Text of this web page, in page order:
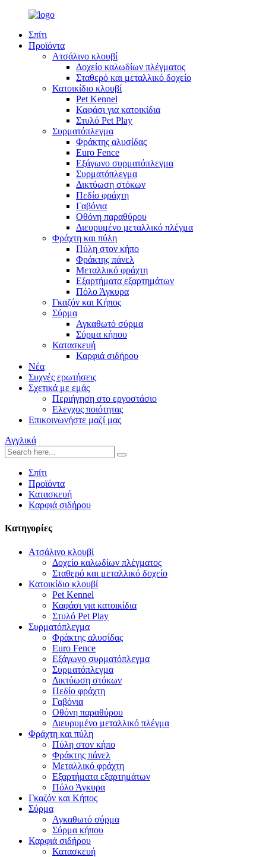
Σπίτι
Προϊόντα
Ατσάλινο κλουβί
Δοχείο καλωδίων πλέγματος
Σταθερό και μεταλλικό δοχείο
Κατοικίδιο κλουβί
Pet Kennel
Καφάσι για κατοικίδια
Στυλό Pet Play
Συρματόπλεγμα
Φράκτης αλυσίδας
Euro Fence
Εξάγωνο συρματόπλεγμα
Συρματόπλεγμα
Δικτύωση στόκων
Πεδίο φράχτη
Γαβόνια
Οθόνη παραθύρου
Διευρυμένο μεταλλικό πλέγμα
Φράχτη και πύλη
Πύλη στον κήπο
Φράκτης πάνελ
Μεταλλικό φράχτη
Εξαρτήματα εξαρτημάτων
Πόλο Άγκυρα
Γκαζόν και Κήπος
Σύρμα
Αγκαθωτό σύρμα
Σύρμα κήπου
Κατασκευή
Καρφιά σιδήρου
Νέα
Συχνές ερωτήσεις
Σχετικά με εμάς
Περιήγηση στο εργοστάσιο
Ελεγχος ποιότητας
Επικοινωνήστε μαζί μας
Αγγλικά
Σπίτι
Προϊόντα
Κατασκευή
Καρφιά σιδήρου
Κατηγορίες
Ατσάλινο κλουβί
Δοχείο καλωδίων πλέγματος
Σταθερό και μεταλλικό δοχείο
Κατοικίδιο κλουβί
Pet Kennel
Καφάσι για κατοικίδια
Στυλό Pet Play
Συρματόπλεγμα
Φράκτης αλυσίδας
Euro Fence
Εξάγωνο συρματόπλεγμα
Συρματόπλεγμα
Δικτύωση στόκων
Πεδίο φράχτη
Γαβόνια
Οθόνη παραθύρου
Διευρυμένο μεταλλικό πλέγμα
Φράχτη και πύλη
Πύλη στον κήπο
Φράκτης πάνελ
Μεταλλικό φράχτη
Εξαρτήματα εξαρτημάτων
Πόλο Άγκυρα
Γκαζόν και Κήπος
Σύρμα
Αγκαθωτό σύρμα
Σύρμα κήπου
Καρφιά σιδήρου
Κατασκευή